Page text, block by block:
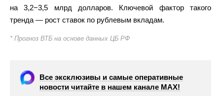
на 3,2−3,5 млрд долларов. Ключевой фактор такого
тренда — рост ставок по рублевым вкладам.
* Прогноз ВТБ на основе данных ЦБ РФ
Все эксклюзивы и самые оперативные
новости читайте в нашем канале МАХ!